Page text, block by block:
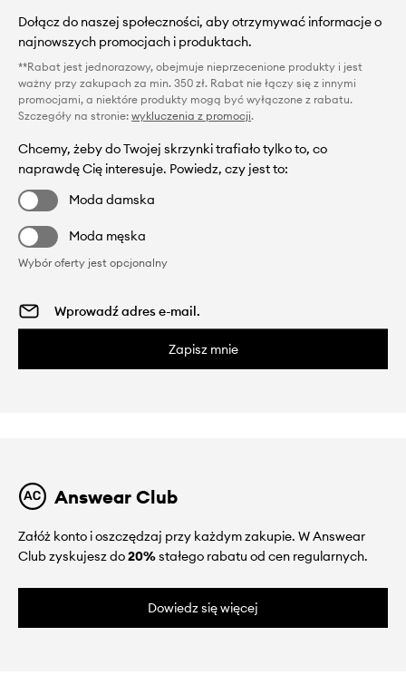
Dołącz do naszej społeczności, aby otrzymywać informacje o
najnowszych promocjach i produktach.
**Rabat jest jednorazowy, obejmuje nieprzecenione produkty i jest
ważny przy zakupach za min. 350 zł. Rabat nie łączy się z innymi
promocjami, a niektóre produkty mogą być wyłączone z rabatu.
Szczegóły na stronie: wykluczenia z promocji.
Chcemy, żeby do Twojej skrzynki trafiało tylko to, co
naprawdę Cię interesuje. Powiedz, czy jest to:
Moda damska
Moda męska
Wybór oferty jest opcjonalny
Zapisz mnie
Answear Club
Załóż konto i oszczędzaj przy każdym zakupie. W Answear
Club zyskujesz do20%stałego rabatu od cen regularnych.
Dowiedz się więcej